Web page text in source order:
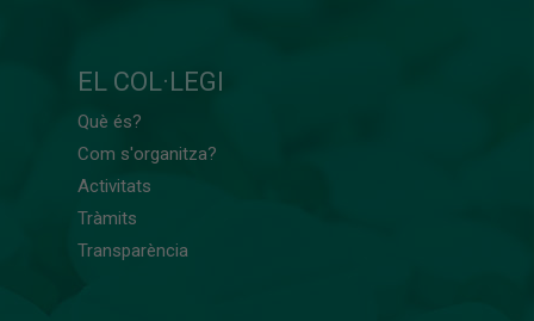
EL COL·LEGI
Què és?
Com s'organitza?
Activitats
Tràmits
Transparència